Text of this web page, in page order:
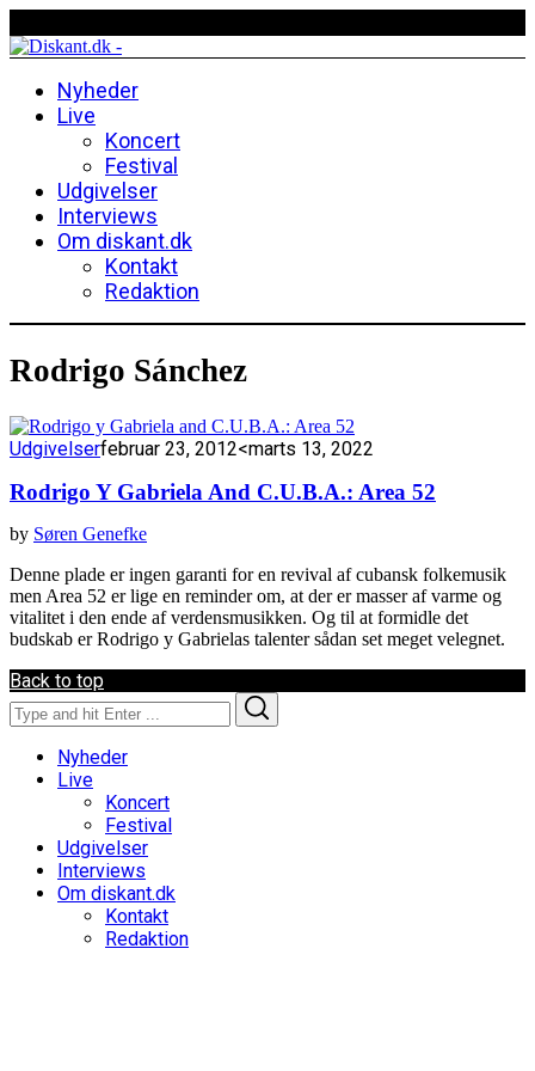
Nyheder
Live
Koncert
Festival
Udgivelser
Interviews
Om diskant.dk
Kontakt
Redaktion
Rodrigo Sánchez
Udgivelserfebruar 23, 2012<marts 13, 2022
Rodrigo Y Gabriela And C.U.B.A.: Area 52
by Søren Genefke
Denne plade er ingen garanti for en revival af cubansk folkemusik
men Area 52 er lige en reminder om, at der er masser af varme og
vitalitet i den ende af verdensmusikken. Og til at formidle det
budskab er Rodrigo y Gabrielas talenter sådan set meget velegnet.
Back to top
Search
for:
Nyheder
Live
Koncert
Festival
Udgivelser
Interviews
Om diskant.dk
Kontakt
Redaktion